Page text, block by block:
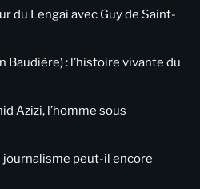
du Lengai avec Guy de Saint-
Baudière) : l’histoire vivante du
Azizi, l’homme sous
journalisme peut-il encore